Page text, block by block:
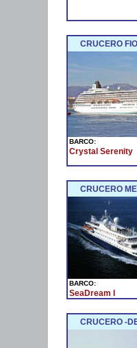
CRUCERO
BARCO:
Crystal Serenity
CRUCERO
BARCO:
SeaDream I
CRUCERO -